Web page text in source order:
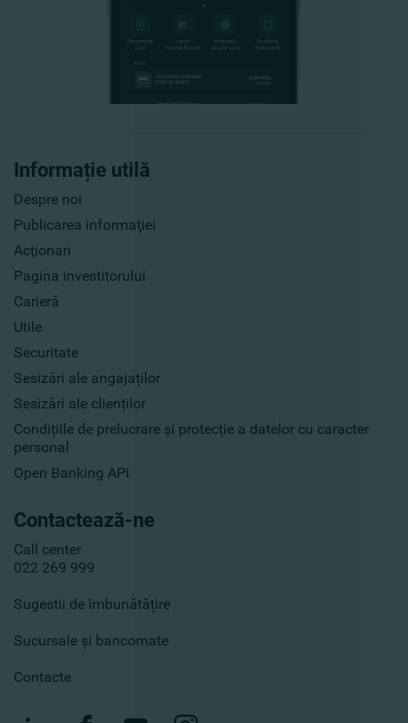
Informație utilă
Despre noi
Publicarea informaţiei
Acţionari
Pagina investitorului
Carieră
Utile
Securitate
Sesizări ale angajaților
Sesizări ale clienților
Condițiile de prelucrare și protecție a datelor cu caracter
personal
Open Banking API
Contactează-ne
Call center
022 269 999
Sugestii de îmbunătățire
Sucursale și bancomate
Contacte